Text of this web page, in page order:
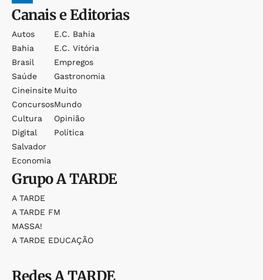
Canais e Editorias
Autos
Bahia
Brasil
Saúde
Cineinsite
Concursos
Cultura
Digital
Salvador
Economia
E.c. Bahia
E.c. Vitória
Empregos
Gastronomia
Muito
Mundo
Opinião
Política
GrupoA TARDE
A TARDE
A TARDE FM
MASSA!
A TARDE EDUCAÇÃO
RedesA TARDE